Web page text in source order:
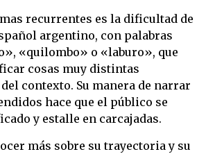
recurrentes es la dificultad de
argentino, con palabras
«quilombo» o «laburo», que
cosas muy distintas
contexto. Su manera de narrar
hace que el público se
y estalle en carcajadas.
más sobre su trayectoria y su